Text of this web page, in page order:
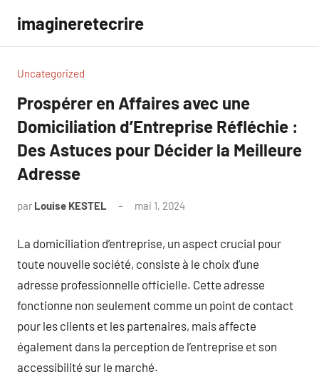
contenu
imagineretecrire
Uncategorized
Prospérer en Affaires avec une
Domiciliation d’Entreprise Réfléchie :
Des Astuces pour Décider la Meilleure
Adresse
par Louise KESTEL mai 1, 2024
La domiciliation d’entreprise, un aspect crucial pour
toute nouvelle société, consiste à le choix d’une
adresse professionnelle officielle. Cette adresse
fonctionne non seulement comme un point de contact
pour les clients et les partenaires, mais affecte
également dans la perception de l’entreprise et son
accessibilité sur le marché.